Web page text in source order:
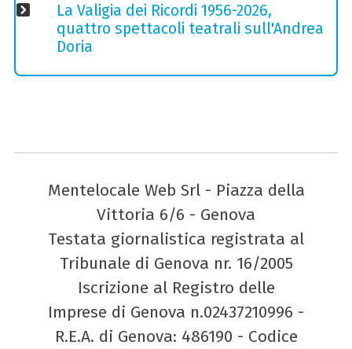
La Valigia dei Ricordi 1956-2026,
quattro spettacoli teatrali sull'Andrea
Doria
Mentelocale Web Srl - Piazza della
Vittoria 6/6 - Genova
Testata giornalistica registrata al
Tribunale di Genova nr. 16/2005
Iscrizione al Registro delle
Imprese di Genova n.02437210996 -
R.E.A. di Genova: 486190 - Codice